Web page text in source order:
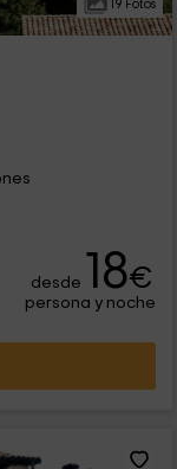
19 Fotos
desde 18€
persona y noche